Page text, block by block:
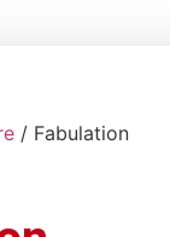
/ Fabulation